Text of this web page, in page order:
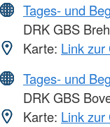
Tages- und
DRK GBS
Karte: Link zur
Tages- und
DRK GBS
Karte: Link zur